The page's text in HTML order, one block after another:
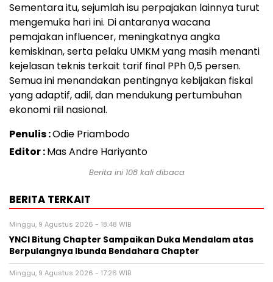
Sementara itu, sejumlah isu perpajakan lainnya turut
mengemuka hari ini. Di antaranya wacana
pemajakan influencer, meningkatnya angka
kemiskinan, serta pelaku UMKM yang masih menanti
kejelasan teknis terkait tarif final PPh 0,5 persen.
Semua ini menandakan pentingnya kebijakan fiskal
yang adaptif, adil, dan mendukung pertumbuhan
ekonomi riil nasional.
Penulis :Odie Priambodo
Editor :Mas Andre Hariyanto
Berita ini 108kali dibaca
BERITA TERKAIT
Minggu, 9 Agustus 2026 - 18:48 WIB
YNCI Bitung Chapter Sampaikan Duka Mendalam atas
Berpulangnya Ibunda Bendahara Chapter
Minggu, 9 Agustus 2026 - 17:26 WIB